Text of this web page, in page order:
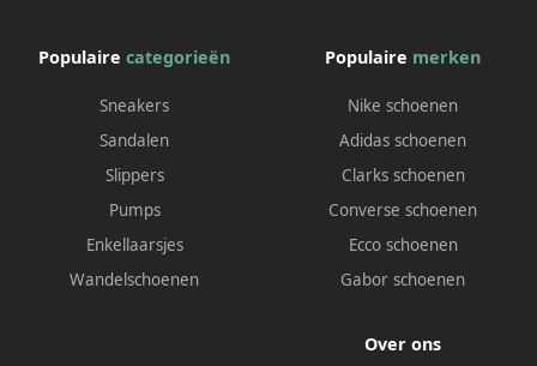
Populaire categorieën
Sneakers
Sandalen
Slippers
Pumps
Enkellaarsjes
Wandelschoenen
Populaire merken
Nike schoenen
Adidas schoenen
Clarks schoenen
Converse schoenen
Ecco schoenen
Gabor schoenen
Over ons